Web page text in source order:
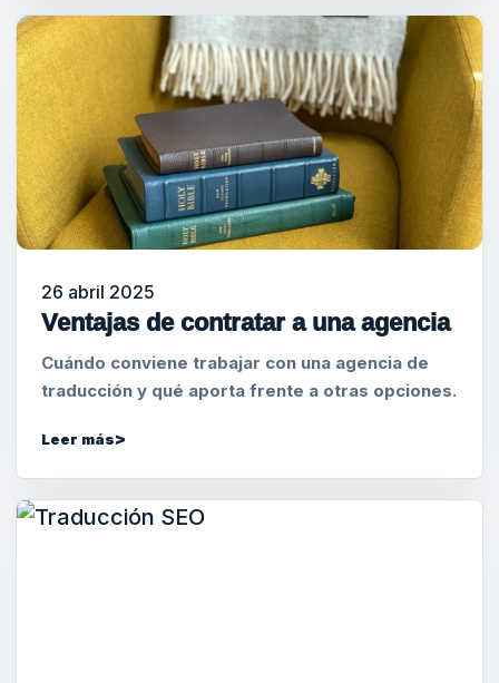
26 abril 2025
Ventajas de contratar a una agencia
Cuándo conviene trabajar con una agencia de
traducción y qué aporta frente a otras opciones.
Leer más